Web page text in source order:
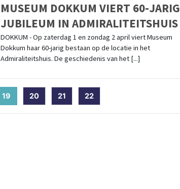
MUSEUM DOKKUM VIERT 60-JARIG
JUBILEUM IN ADMIRALITEITSHUIS
DOKKUM - Op zaterdag 1 en zondag 2 april viert Museum
Dokkum haar 60-jarig bestaan op de locatie in het
Admiraliteitshuis. De geschiedenis van het [...]
19 (current)
20 21 22